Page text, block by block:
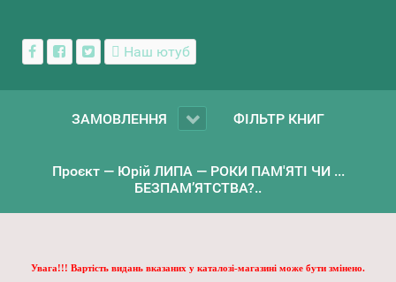
Наш ютуб
ЗАМОВЛЕННЯ ФІЛЬТР КНИГ
Проєкт — Юрій ЛИПА — РОКИ ПАМ'ЯТІ ЧИ ...
БЕЗПАМ’ЯТСТВА?..
Увага!!! Вартість видань вказаних у каталозі-магазині може бути змінено.